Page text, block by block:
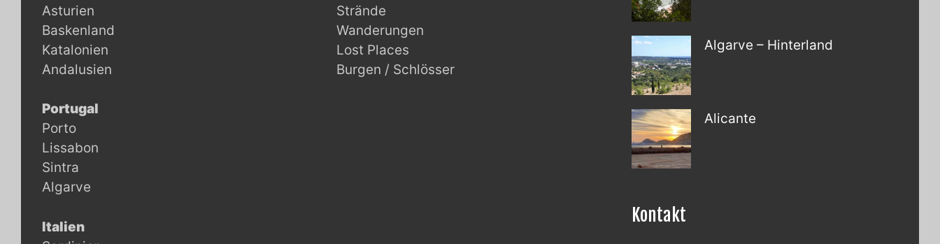
Asturien
Baskenland
Katalonien
Andalusien
Portugal
Porto
Lissabon
Sintra
Algarve
Italien
Strände
Wanderungen
Lost Places
Burgen / Schlösser
Algarve – Hinterland
Alicante
Kontakt